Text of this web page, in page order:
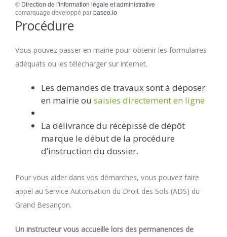
© Direction de l'information légale et administrative
comarquage developpé par baseo.io
Procédure
Vous pouvez passer en mairie pour obtenir les formulaires
adéquats ou les télécharger sur internet.
Les demandes de travaux sont à déposer
en mairie ou saisies directement en ligne
La délivrance du récépissé de dépôt
marque le début de la procédure
d’instruction du dossier.
Pour vous aider dans vos démarches, vous pouvez faire
appel au Service Autorisation du Droit des Sols (ADS) du
Grand Besançon.
Un instructeur vous accueille lors des permanences de